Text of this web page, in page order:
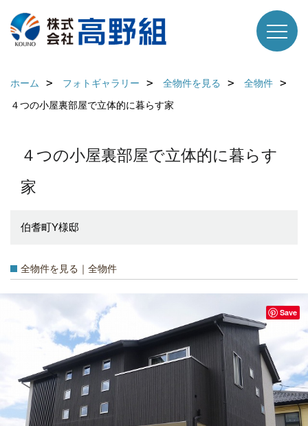
ホーム フォトギャラリー 全物件を見る
全物件
４つの小屋裏部屋で立体的に暮らす家
４つの小屋裏部屋で立体的に暮らす
家
伯耆町Y様邸
全物件を見る｜全物件
Save